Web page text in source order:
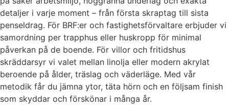
detaljer i varje moment – från första skraptag till sista
penseldrag. För BRF:er och fastighetsförvaltare erbjuder vi
samordning per trapphus eller huskropp för minimal
påverkan på de boende. För villor och fritidshus
skräddarsyr vi valet mellan linolja eller modern akrylat
beroende på ålder, träslag och väderläge. Med vår
metodik får du jämna ytor, täta hörn och en följsam finish
som skyddar och förskönar i många år.